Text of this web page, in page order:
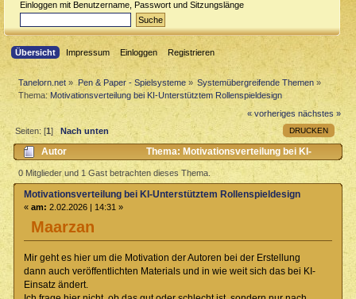
Einloggen mit Benutzername, Passwort und Sitzungslänge
Übersicht Impressum Einloggen Registrieren
Tanelorn.net » Pen & Paper - Spielsysteme» Systemübergreifende Themen »
Thema: Motivationsverteilung bei KI-Unterstütztem Rollenspieldesign
« vorheriges nächstes »
DRUCKEN
Seiten: [1] Nach unten
Autor
Thema: Motivationsverteilung bei KI-
Unterstütztem Rollenspieldesign (Gelesen 1115 mal)
0 Mitglieder und 1 Gast betrachten dieses Thema.
Maarzan
Motivationsverteilung bei KI-Unterstütztem Rollenspieldesign
« am: 2.02.2026 | 14:31 »
Mir geht es hier um die Motivation der Autoren bei der Erstellung
dann auch veröffentlichten Materials und in wie weit sich das bei KI-
Einsatz ändert.